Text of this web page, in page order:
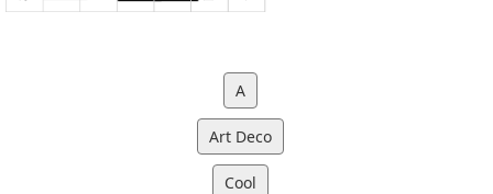
A
Art Deco
Cool